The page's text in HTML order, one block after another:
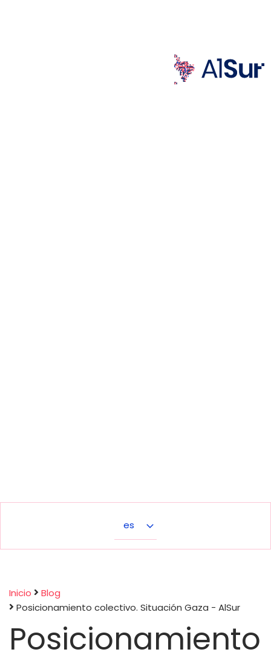
your
language
Sobrescribir
Inicio
Blog
Posicionamiento colectivo. Situación Gaza - AlSur
Posicionamiento